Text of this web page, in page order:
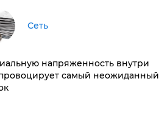
Сеть
напряженность внутри
самый неожиданный